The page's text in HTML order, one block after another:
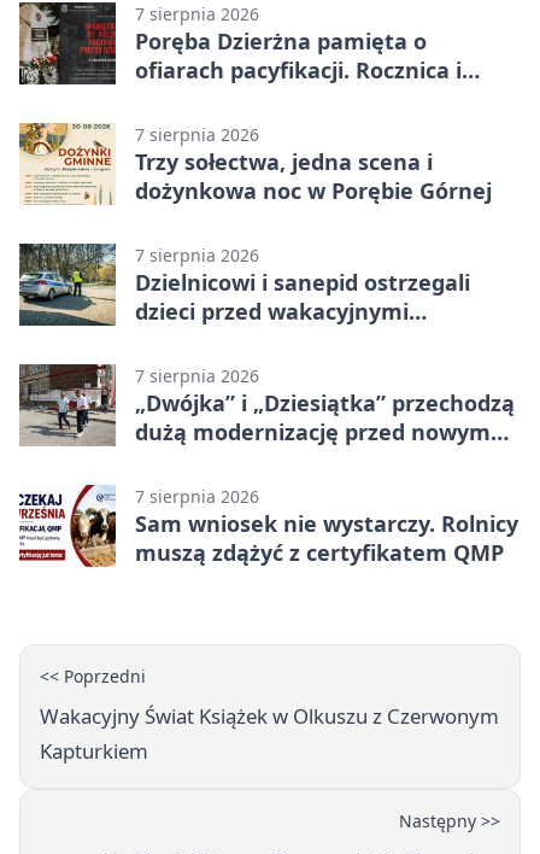
7 sierpnia 2026
Poręba Dzierżna pamięta o
ofiarach pacyfikacji. Rocznica i
7 sierpnia 2026
Trzy sołectwa, jedna scena i
dożynkowa noc w Porębie Górnej
7 sierpnia 2026
Dzielnicowi i sanepid ostrzegali
dzieci przed wakacyjnymi
7 sierpnia 2026
„Dwójka” i „Dziesiątka” przechodzą
dużą modernizację przed nowym
7 sierpnia 2026
Sam wniosek nie wystarczy. Rolnicy
muszą zdążyć z certyfikatem QMP
<< Poprzedni
Wakacyjny Świat Książek w Olkuszu z Czerwonym
Kapturkiem
Następny >>